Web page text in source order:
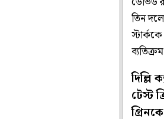
তিন
দিল্লি
টেস্ট